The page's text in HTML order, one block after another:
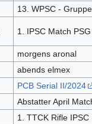
13. WPSC -
1. IPSC Match
morgens aronal
abends elmex
PCB Serial II/2024
Abstatter April
1. TTCK Rifle IPSC